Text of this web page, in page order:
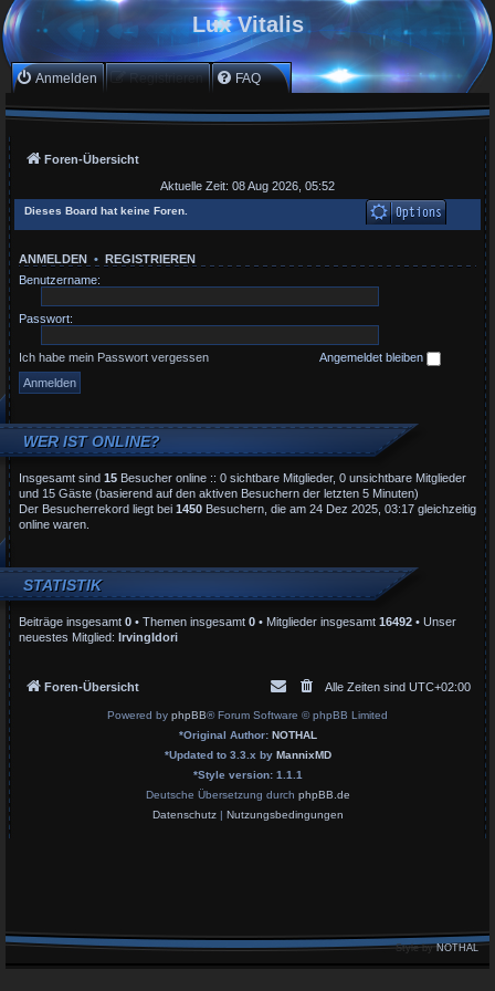
Lux Vitalis
Anmelden Registrieren FAQ
Foren-Übersicht
Aktuelle Zeit: 08 Aug 2026, 05:52
Dieses Board hat keine Foren.
ANMELDEN • REGISTRIEREN
Benutzername:
Passwort:
Ich habe mein Passwort vergessen Angemeldet bleiben
WER IST ONLINE?
Insgesamt sind 15 Besucher online :: 0 sichtbare Mitglieder, 0 unsichtbare Mitglieder
und 15 Gäste (basierend auf den aktiven Besuchern der letzten 5 Minuten)
Der Besucherrekord liegt bei 1450 Besuchern, die am 24 Dez 2025, 03:17 gleichzeitig
online waren.
STATISTIK
Beiträge insgesamt 0 • Themen insgesamt 0 • Mitglieder insgesamt 16492 • Unser
neuestes Mitglied: IrvingIdori
Foren-Übersicht Alle Zeiten sind UTC+02:00
Powered by phpBB® Forum Software © phpBB Limited
*Original Author: NOTHAL
*Updated to 3.3.x by MannixMD
*Style version: 1.1.1
Deutsche Übersetzung durch phpBB.de
Datenschutz| Nutzungsbedingungen
Style byNOTHAL